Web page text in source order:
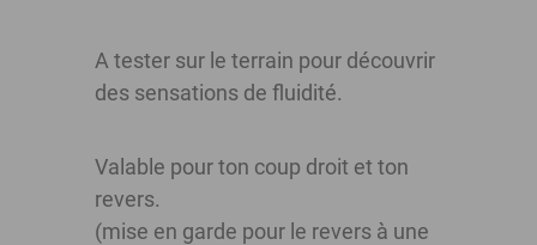
A tester sur le terrain pour découvrir
des sensations de fluidité.
Valable pour ton coup droit et ton
revers.
(mise en garde pour le revers à une